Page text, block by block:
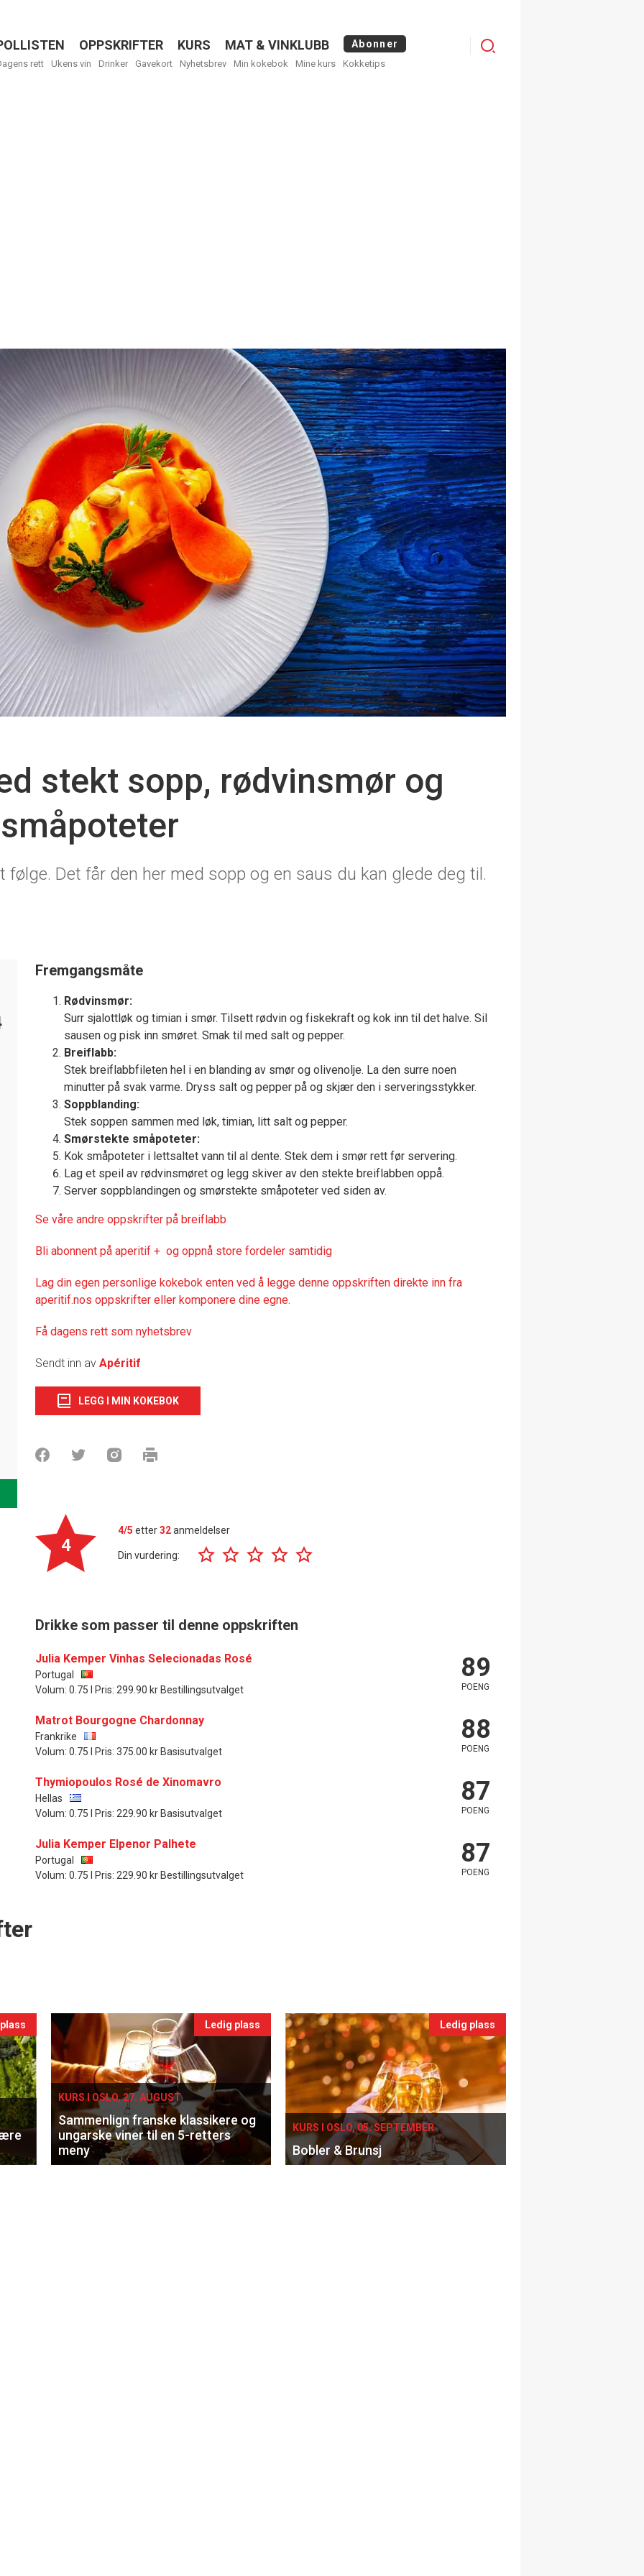
OPPSKRIFTER KURS MAT & VINKLUBB Abonner
rett Ukens vin Drinker Gavekort Nyhetsbrev Min kokebok Mine kurs Kokketips
Logg
stekt sopp, rødvinsmør og
følge. Det får den her med sopp og en saus du kan glede deg til.
Fremgangsmåte
Rødvinsmør:
Surr sjalottløk og timian i smør. Tilsett rødvin og fiskekraft og kok inn til det halve. Sil
sausen og pisk inn smøret. Smak til med salt og pepper.
Breiflabb:
Stek breiflabbfileten hel i en blanding av smør og olivenolje. La den surre noen
minutter på svak varme. Dryss salt og pepper på og skjær den i serveringsstykker.
Soppblanding:
Stek soppen sammen med løk, timian, litt salt og pepper.
Smørstekte småpoteter:
Kok småpoteter i lettsaltet vann til al dente. Stek dem i smør rett før servering.
Lag et speil av rødvinsmøret og legg skiver av den stekte breiflabben oppå.
Server soppblandingen og smørstekte småpoteter ved siden av.
Se våre andre oppskrifter på breiflabb
Bli abonnent på aperitif + og oppnå store fordeler samtidig
Lag din egen personlige kokebok enten ved å legge denne oppskriften direkte inn fra
aperitif.nos oppskrifter eller komponere dine egne.
Få dagens rett som nyhetsbrev
Sendt inn av Apéritif
LEGG I MIN KOKEBOK
4
4/5 etter32anmeldelser
Din vurdering:
Drikke som passer til denne oppskriften
Julia Kemper Vinhas Selecionadas Rosé
Portugal
Volum: 0.75 l Pris: 299.90 kr Bestillingsutvalget
89
POENG
Matrot Bourgogne Chardonnay
Frankrike
Volum: 0.75 l Pris: 375.00 kr Basisutvalget
88
POENG
Thymiopoulos Rosé de Xinomavro
Hellas
Volum: 0.75 l Pris: 229.90 kr Basisutvalget
87
POENG
Julia Kemper Elpenor Palhete
Portugal
Volum: 0.75 l Pris: 229.90 kr Bestillingsutvalget
87
POENG
Ledig plass
KURS I OSLO, 27. AUGUST
Sammenlign franske klassikere og
ungarske viner til en 5-retters
meny
Ledig plass
KURS I OSLO, 05. SEPTEMBER
Bobler & Brunsj